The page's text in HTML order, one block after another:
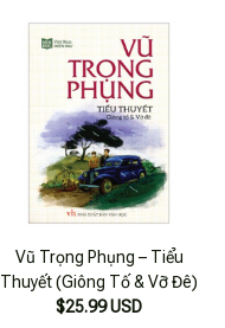
Vũ Trọng Phụng – Tiểu
Thuyết (Giông Tố & Vỡ Đê)
$25.99 USD